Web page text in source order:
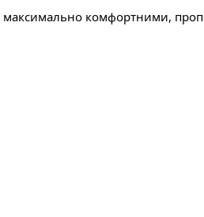
максимально комфортними,